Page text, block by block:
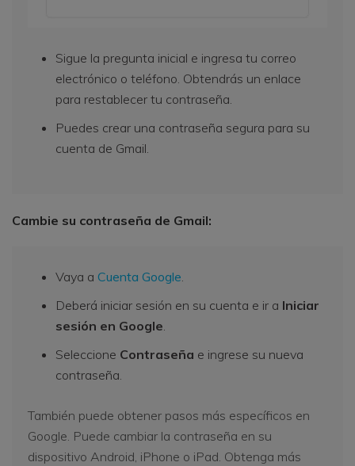
Sigue la pregunta inicial e ingresa tu correo
electrónico o teléfono. Obtendrás un enlace
para restablecer tu contraseña.
Puedes crear una contraseña segura para su
cuenta de Gmail.
Cambie su contraseña de Gmail:
Vaya a Cuenta Google.
Deberá iniciar sesión en su cuenta e ir a Iniciar
sesión en Google.
Seleccione Contraseña e ingrese su nueva
contraseña.
También puede obtener pasos más específicos en
Google. Puede cambiar la contraseña en su
dispositivo Android, iPhone o iPad. Obtenga más